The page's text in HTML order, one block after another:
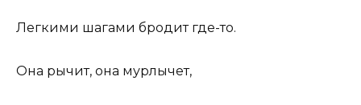
Легкими шагами бродит где-то.
Она рычит, она мурлычет,